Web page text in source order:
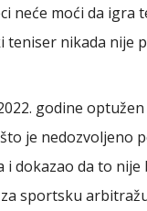
neće moći da igra
teniser nikada nije
godine
je nedozvoljeno
i dokazao da to
sportsku